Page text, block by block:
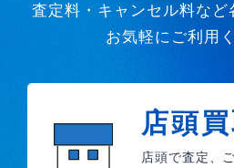
査定料・キャンセル料など
お気軽にご利用
店頭
店頭で査定、